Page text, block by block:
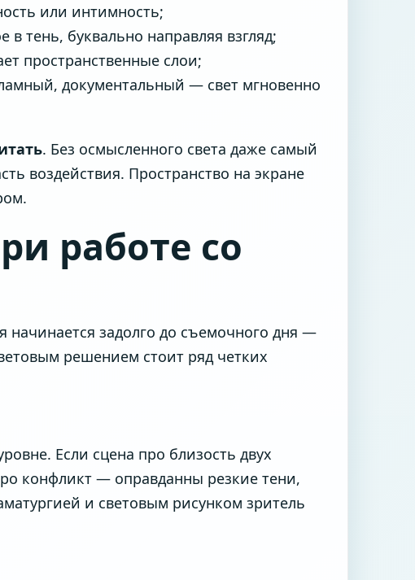
или интимность;
тень, буквально направляя взгляд;
пространственные слои;
документальный — свет мгновенно
. Без осмысленного света даже самый
воздействия. Пространство на экране
работе со
начинается задолго до съемочного дня —
решением стоит ряд четких
Если сцена про близость двух
конфликт — оправданны резкие тени,
и световым рисунком зритель